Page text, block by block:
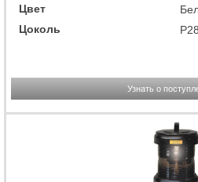
Цвет
Цоколь
Узнать о